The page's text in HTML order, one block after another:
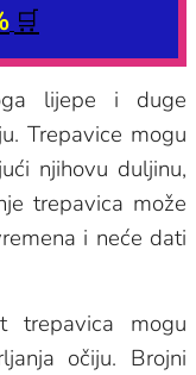
🛒
lijepe i duge
Trepavice mogu
njihovu duljinu,
trepavica može
i neće dati
trepavica mogu
očiju. Brojni